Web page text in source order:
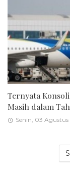
Ternyata
Masih dalam
Senin, 03 Agustus